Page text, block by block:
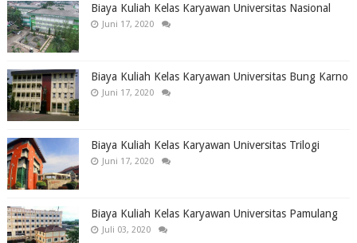
Biaya Kuliah Kelas Karyawan Universitas Nasional
Juni 17, 2020
Biaya Kuliah Kelas Karyawan Universitas Bung Karno
Juni 17, 2020
Biaya Kuliah Kelas Karyawan Universitas Trilogi
Juni 17, 2020
Biaya Kuliah Kelas Karyawan Universitas Pamulang
Juli 03, 2020